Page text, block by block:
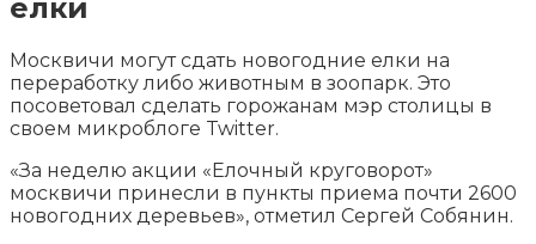
елки
Москвичи могут сдать новогодние елки на
переработку либо животным в зоопарк. Это
посоветовал сделать горожанам мэр столицы в
своем микроблоге Twitter.
«За неделю акции «Елочный круговорот»
москвичи принесли в пункты приема почти 2600
новогодних деревьев», отметил Сергей Собянин.